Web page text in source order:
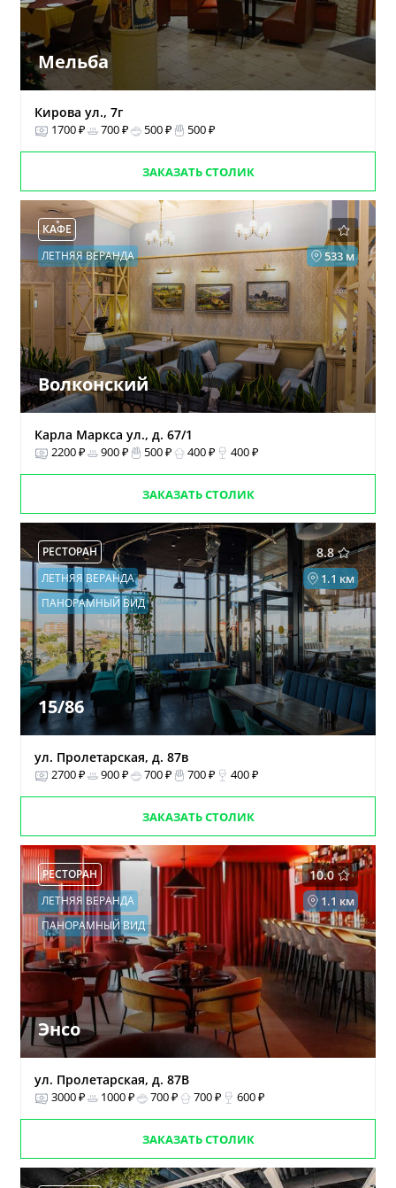
Мельба
Кирова ул., 7г
1700 ₽ 700 ₽ 500 ₽ 500 ₽
ЗАКАЗАТЬ СТОЛИК
КАФЕ
533 м
ЛЕТНЯЯ ВЕРАНДА
Волконский
Карла Маркса ул., д. 67/1
2200 ₽ 900 ₽ 500 ₽ 400 ₽ 400 ₽
ЗАКАЗАТЬ СТОЛИК
8.8
РЕСТОРАН
1.1 км
ЛЕТНЯЯ ВЕРАНДА
ПАНОРАМНЫЙ ВИД
15/86
ул. Пролетарская, д. 87в
2700 ₽ 900 ₽ 700 ₽ 700 ₽ 400 ₽
ЗАКАЗАТЬ СТОЛИК
10.0
РЕСТОРАН
1.1 км
ЛЕТНЯЯ ВЕРАНДА
ПАНОРАМНЫЙ ВИД
Энсо
ул. Пролетарская, д. 87В
3000 ₽ 1000 ₽ 700 ₽ 700 ₽ 600 ₽
ЗАКАЗАТЬ СТОЛИК